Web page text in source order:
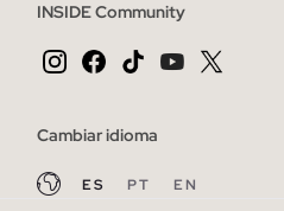
INSIDE Community
Cambiar idioma
ES PT EN